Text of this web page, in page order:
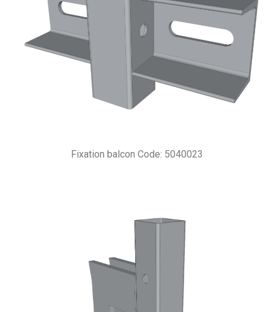
Fixation balcon Code: 5040023